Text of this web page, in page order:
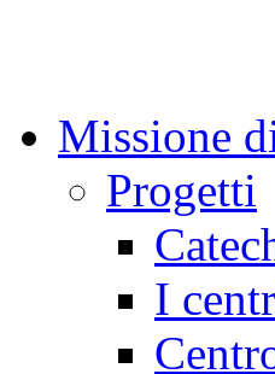
Missione
Progetti
I